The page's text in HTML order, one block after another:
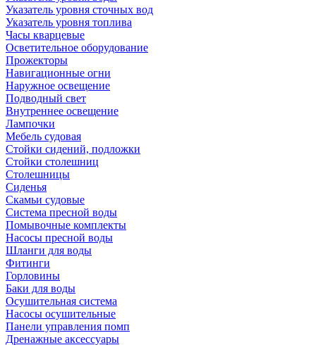
Указатель уровня сточных вод
Указатель уровня топлива
Часы кварцевые
Осветительное оборудование
Прожекторы
Навигационные огни
Наружное освещение
Подводный свет
Внутреннее освещение
Лампочки
Мебель судовая
Стойки сидений, подложки
Стойки столешниц
Столешницы
Сиденья
Скамьи судовые
Система пресной воды
Помывочные комплекты
Насосы пресной воды
Шланги для воды
Фитинги
Горловины
Баки для воды
Осушительная система
Насосы осушительные
Панели управления помп
Дренажные аксессуары